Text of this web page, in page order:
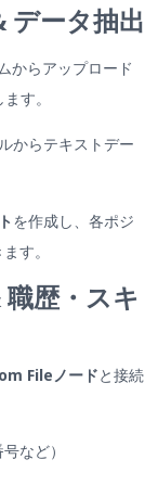
データ抽出
からアップロード
す。
からテキストデー
を作成し、各ポジ
す。
歴・スキ
Fileノードと接続
など）